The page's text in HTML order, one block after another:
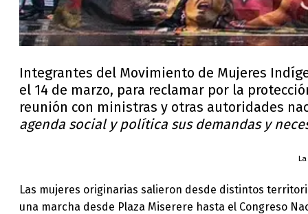
Integrantes del Movimiento de Mujeres
el 14 de marzo, para reclamar por la
reunión con ministras y otras autoridades
agenda social y política sus demandas y
Las mujeres originarias salieron desde distintos
una marcha desde Plaza Miserere hasta el Congreso